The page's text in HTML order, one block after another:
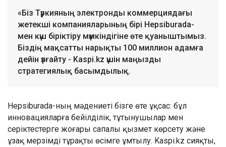
«Біз Түркияның электронды коммерциядағы
жетекші компанияларының бірі Hepsiburada-
мен күш біріктіру мүмкіндігіне өте қуаныштымыз.
Біздің мақсатты нарықты 100 миллион адамға
дейін үлғайту - Kaspi.kz үшін маңызды
стратегиялық басымдылық.
Hepsiburada-ның мәдениеті бізге өте ұқсас: бұл
инновацияларға бейілділік, тұтынушылар мен
серіктестерге жоғары сапалы қызмет көрсету және
ұзақ мерзімді тұрақты өсімге ұмтылу. Kaspi.kz сияқты,